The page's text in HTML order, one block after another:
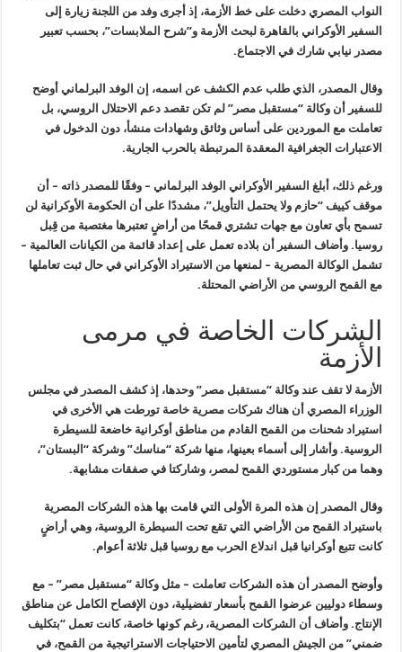
النواب المصري دخلت على خط الأزمة، إذ أجرى وفد من اللجنة زيارة إلى
السفير الأوكراني بالقاهرة لبحث الأزمة و”شرح الملابسات”، بحسب تعبير
مصدر نيابي شارك في الاجتماع.
وقال المصدر، الذي طلب عدم الكشف عن اسمه، إن الوفد البرلماني أوضح
للسفير أن وكالة “مستقبل مصر” لم تكن تقصد دعم الاحتلال الروسي، بل
تعاملت مع الموردين على أساس وثائق وشهادات منشأ، دون الدخول في
الاعتبارات الجغرافية المعقدة المرتبطة بالحرب الجارية.
ورغم ذلك، أبلغ السفير الأوكراني الوفد البرلماني – وفقًا للمصدر ذاته – أن
موقف كييف “حازم ولا يحتمل التأويل”، مشددًا على أن الحكومة الأوكرانية لن
تسمح بأي تعاون مع جهات تشتري قمحًا من أراضٍ تعتبرها مغتصبة من قِبل
روسيا. وأضاف السفير أن بلاده تعمل على إعداد قائمة من الكيانات العالمية –
تشمل الوكالة المصرية – لمنعها من الاستيراد الأوكراني في حال ثبت تعاملها
مع القمح الروسي من الأراضي المحتلة.
الشركات الخاصة في مرمى
الأزمة
الأزمة لا تقف عند وكالة “مستقبل مصر” وحدها، إذ كشف المصدر في مجلس
الوزراء المصري أن هناك شركات مصرية خاصة تورطت هي الأخرى في
استيراد شحنات من القمح القادم من مناطق أوكرانية خاضعة للسيطرة
الروسية. وأشار إلى أسماء بعينها، منها شركة “مناسك” وشركة “البستان”،
وهما من كبار مستوردي القمح لمصر، وشاركتا في صفقات مشابهة.
وقال المصدر إن هذه المرة الأولى التي قامت بها هذه الشركات المصرية
باستيراد القمح من الأراضي التي تقع تحت السيطرة الروسية، وهي أراضٍ
كانت تتبع أوكرانيا قبل اندلاع الحرب مع روسيا قبل ثلاثة أعوام.
وأوضح المصدر أن هذه الشركات تعاملت – مثل وكالة “مستقبل مصر” – مع
وسطاء دوليين عرضوا القمح بأسعار تفضيلية، دون الإفصاح الكامل عن مناطق
الإنتاج. وأضاف أن الشركات المصرية، رغم كونها خاصة، كانت تعمل “بتكليف
ضمني” من الجيش المصري لتأمين الاحتياجات الاستراتيجية من القمح، في